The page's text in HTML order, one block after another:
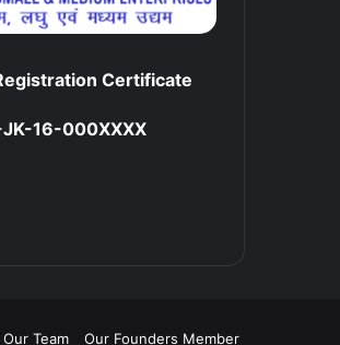
Certificate
JK-16-000XXXX
Our Team Our Founders Member